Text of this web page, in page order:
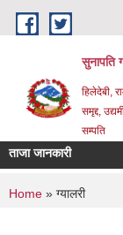
Skip to main content
सुनापति
हिलेदेबी,
समृद्द,
सम्पति
ताजा जानकारी
You are
Home » ग्यालरी